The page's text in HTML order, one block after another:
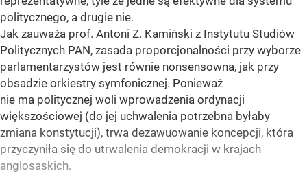
politycznego, a drugie nie.
Jak zauważa prof. Antoni Z. Kamiński z Instytutu Studiów
Politycznych PAN, zasada proporcjonalności przy wyborze
parlamentarzystów jest równie nonsensowna, jak przy
obsadzie orkiestry symfonicznej. Ponieważ
nie ma politycznej woli wprowadzenia ordynacji
większościowej (do jej uchwalenia potrzebna byłaby
zmiana konstytucji), trwa dezawuowanie koncepcji, która
przyczyniła się do utrwalenia demokracji w krajach
anglosaskich.